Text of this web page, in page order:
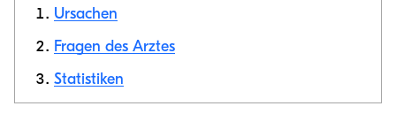
kopieren
Ursachen
Fragen des Arztes
Statistiken